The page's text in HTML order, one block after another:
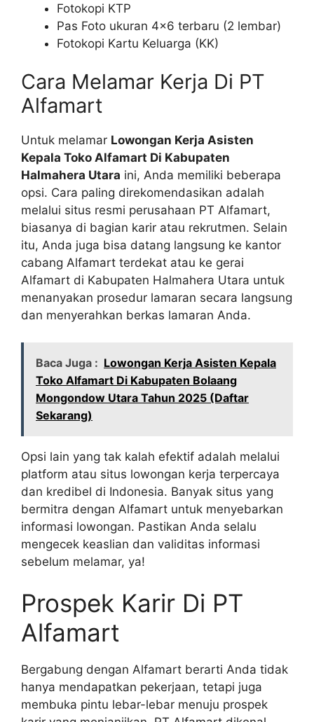
Fotokopi KTP
Pas Foto ukuran 4×6 terbaru (2 lembar)
Fotokopi Kartu Keluarga (KK)
Cara Melamar Kerja Di PT
Alfamart
Untuk melamar Lowongan Kerja Asisten
Kepala Toko Alfamart Di Kabupaten
Halmahera Utara ini, Anda memiliki beberapa
opsi. Cara paling direkomendasikan adalah
melalui situs resmi perusahaan PT Alfamart,
biasanya di bagian karir atau rekrutmen. Selain
itu, Anda juga bisa datang langsung ke kantor
cabang Alfamart terdekat atau ke gerai
Alfamart di Kabupaten Halmahera Utara untuk
menanyakan prosedur lamaran secara langsung
dan menyerahkan berkas lamaran Anda.
Baca Juga : Lowongan Kerja Asisten Kepala
Toko Alfamart Di Kabupaten Bolaang
Mongondow Utara Tahun 2025 (Daftar
Sekarang)
Opsi lain yang tak kalah efektif adalah melalui
platform atau situs lowongan kerja terpercaya
dan kredibel di Indonesia. Banyak situs yang
bermitra dengan Alfamart untuk menyebarkan
informasi lowongan. Pastikan Anda selalu
mengecek keaslian dan validitas informasi
sebelum melamar, ya!
Prospek Karir Di PT
Alfamart
Bergabung dengan Alfamart berarti Anda tidak
hanya mendapatkan pekerjaan, tetapi juga
membuka pintu lebar-lebar menuju prospek